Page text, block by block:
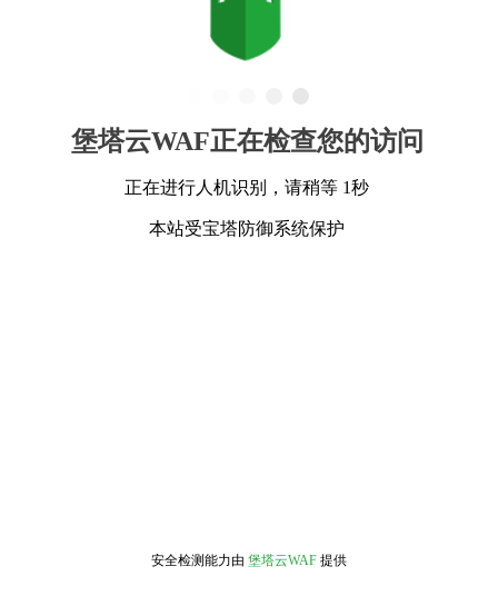
堡塔云WAF正在检查您的访问
正在进行人机识别，请稍等 1秒
本站受宝塔防御系统保护
安全检测能力由 堡塔云WAF 提供